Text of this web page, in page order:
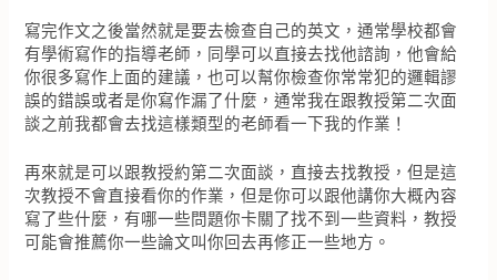
寫完作文之後當然就是要去檢查自己的英文，通常學校都會
有學術寫作的指導老師，同學可以直接去找他諮詢，他會給
你很多寫作上面的建議，也可以幫你檢查你常常犯的邏輯謬
誤的錯誤或者是你寫作漏了什麼，通常我在跟教授第二次面
談之前我都會去找這樣類型的老師看一下我的作業！
再來就是可以跟教授約第二次面談，直接去找教授，但是這
次教授不會直接看你的作業，但是你可以跟他講你大概內容
寫了些什麼，有哪一些問題你卡關了找不到一些資料，教授
可能會推薦你一些論文叫你回去再修正一些地方。